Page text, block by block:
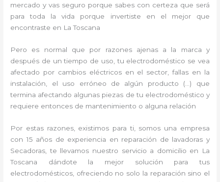
mercado y vas seguro porque sabes con certeza que será
para toda la vida porque invertiste en el mejor que
encontraste en La Toscana
Pero es normal que por razones ajenas a la marca y
después de un tiempo de uso, tu electrodoméstico se vea
afectado por cambios eléctricos en el sector, fallas en la
instalación, el uso erróneo de algún producto (…) que
termina afectando algunas piezas de tu electrodoméstico y
requiere entonces de mantenimiento o alguna relación
Por estas razones, existimos para ti, somos una empresa
con 15 años de experiencia en reparación de lavadoras y
Secadoras, te llevamos nuestro servicio a domicilio en La
Toscana dándote la mejor solución para tus
electrodomésticos, ofreciendo no solo la reparación sino el